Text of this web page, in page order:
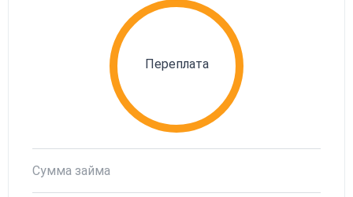
Сумма займа
Переплата